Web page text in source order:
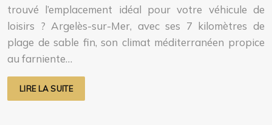
trouvé l’emplacement idéal pour votre véhicule de
loisirs ? Argelès-sur-Mer, avec ses 7 kilomètres de
plage de sable fin, son climat méditerranéen propice
au farniente…
LIRE LA SUITE